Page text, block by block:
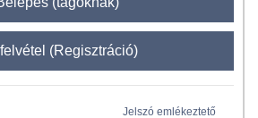
(Regisztráció)
Jelszó emlékeztető